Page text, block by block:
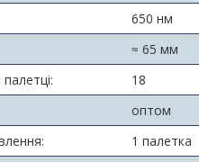
650 нм
≈ 65 мм
18
оптом
1 палетка